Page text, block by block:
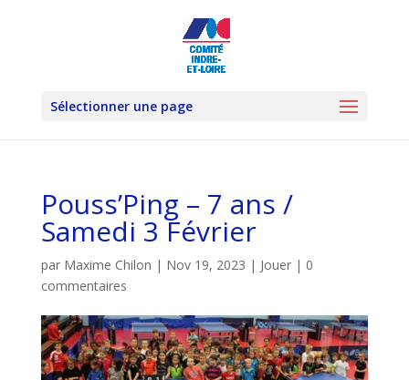
Sélectionner une page
Pouss’Ping – 7 ans /
Samedi 3 Février
par Maxime Chilon | Nov 19, 2023 | Jouer| 0
commentaires